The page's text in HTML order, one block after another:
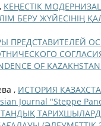
КЕҢЕСТІК
БЕРУ ЖҮЙЕСІНІҢ
ПРЕДСТАВИТЕЛЕЙ
OF
, ИСТОРИЯ
Journal "Steppe